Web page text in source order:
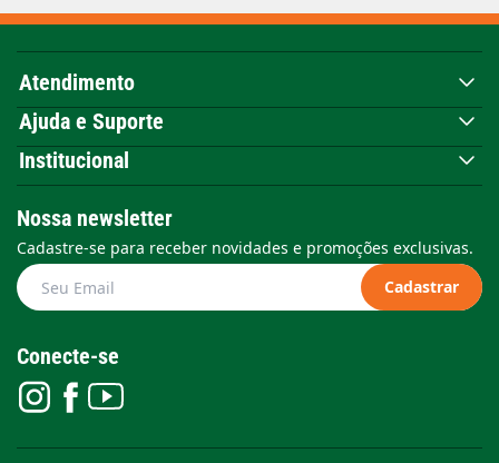
Atendimento
Ajuda e Suporte
Institucional
Nossa newsletter
Cadastre-se para receber novidades e promoções exclusivas.
Cadastrar
Conecte-se